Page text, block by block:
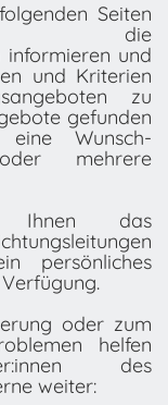
Seiten
die
informieren und
und Kriterien
zu
gefunden
Wunsch-
mehrere
Ihnen das
persönliches
oder zum
helfen
des
weiter: